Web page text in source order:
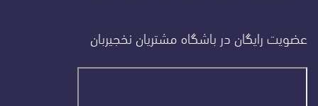
عضویت رایگان در باشگاه مشتریان نخجیربان